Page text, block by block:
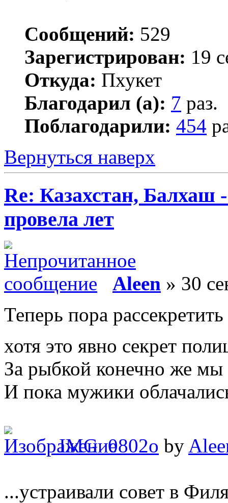
Сообщений: 529
Зарегистрирован: 19
Откуда: Пхукет
Благодарил (а): 7 раз.
Поблагодарили: 454
Вернуться наверх
Re: Казахстан, Балхаш
провела лет
Aleen » 30
Теперь пора
хотя это явно секрет
За рыбкой конечно же мы
И пока мужики
IMG_0802o by
...устраивали совет в